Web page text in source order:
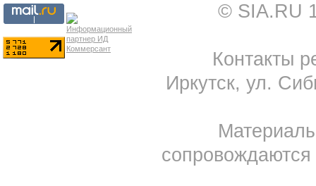
© SIA.RU
Контакты
Иркутск, ул.